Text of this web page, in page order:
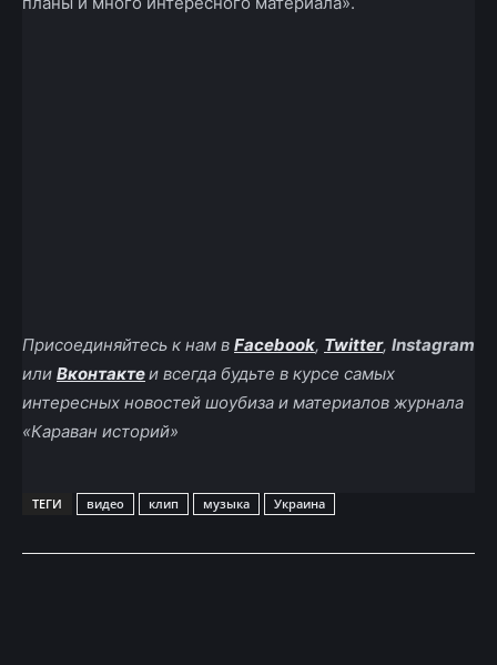
Присоединяйтесь к нам в Facebook, Twitter, Instagram
или Вконтактеи всегда будьте в курсе самых
интересных новостей шоубиза и материалов журнала
«Караван историй»
ТЕГИ видео клип музыка Украина